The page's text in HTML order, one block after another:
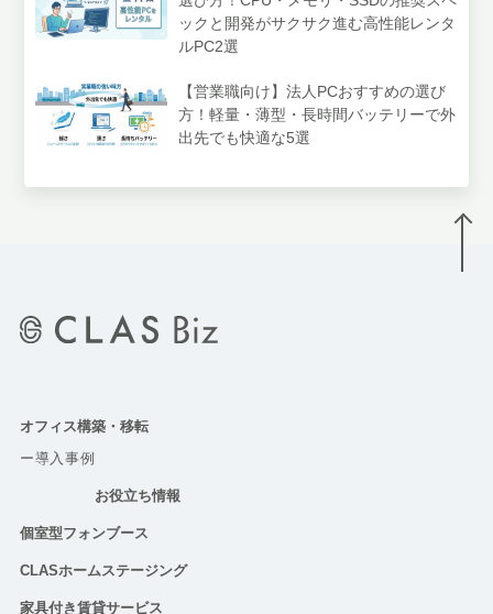
ックと開発がサクサク進む高性能レンタ
ルPC2選
【営業職向け】法人PCおすすめの選び
方！軽量・薄型・長時間バッテリーで外
出先でも快適な5選
オフィス構築・移転
ー導入事例
お役立ち情報
個室型フォンブース
CLASホームステージング
家具付き賃貸サービス